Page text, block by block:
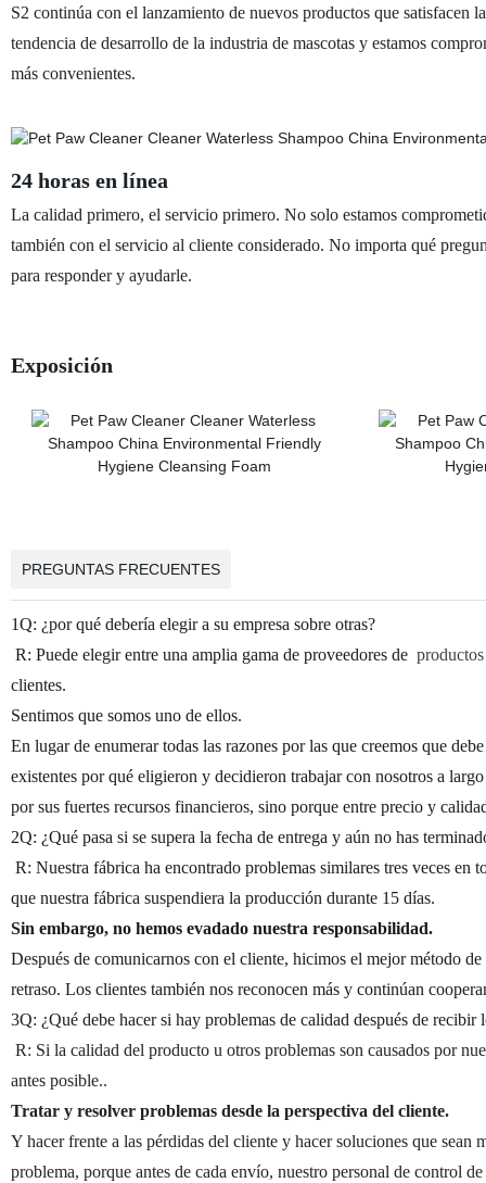
S2 continúa con el lanzamiento de nuevos productos que satisfacen
tendencia de desarrollo de la industria de mascotas y estamos
más convenientes.
24 horas en línea
La calidad primero, el servicio primero. No solo estamos
también con el servicio al cliente considerado. No importa qué
para responder y ayudarle.
Exposición
PREGUNTAS FRECUENTES
1Q: ¿por qué debería elegir a su empresa sobre otras?
R: Puede elegir entre una amplia gama de proveedores de
clientes.
Sentimos que somos uno de ellos.
En lugar de enumerar todas las razones por las que creemos que
existentes por qué eligieron y decidieron trabajar con nosotros a
por sus fuertes recursos financieros, sino porque entre precio y
2Q: ¿Qué pasa si se supera la fecha de entrega y aún no has
R: Nuestra fábrica ha encontrado problemas similares tres veces
que nuestra fábrica suspendiera la producción durante 15 días.
Sin embargo, no hemos evadado nuestra responsabilidad.
Después de comunicarnos con el cliente, hicimos el mejor método
retraso. Los clientes también nos reconocen más y continúan
3Q: ¿Qué debe hacer si hay problemas de calidad después de recibir
R: Si la calidad del producto u otros problemas son causados por
antes posible..
Tratar y resolver problemas desde la perspectiva del cliente.
Y hacer frente a las pérdidas del cliente y hacer soluciones que sean
problema, porque antes de cada envío, nuestro personal de control